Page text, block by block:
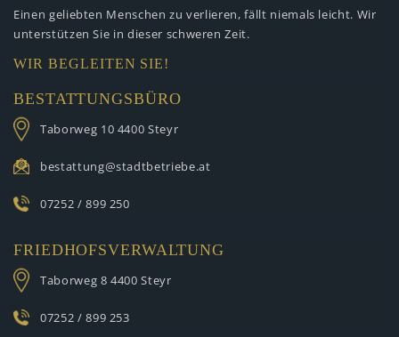
Einen geliebten Menschen zu verlieren, fällt niemals leicht. Wir
unterstützen Sie in dieser schweren Zeit.
WIR BEGLEITEN SIE!
BESTATTUNGSBÜRO
Taborweg 10 4400 Steyr
bestattung@stadtbetriebe.at
07252 / 899 250
FRIEDHOFSVERWALTUNG
Taborweg 8 4400 Steyr
07252 / 899 253